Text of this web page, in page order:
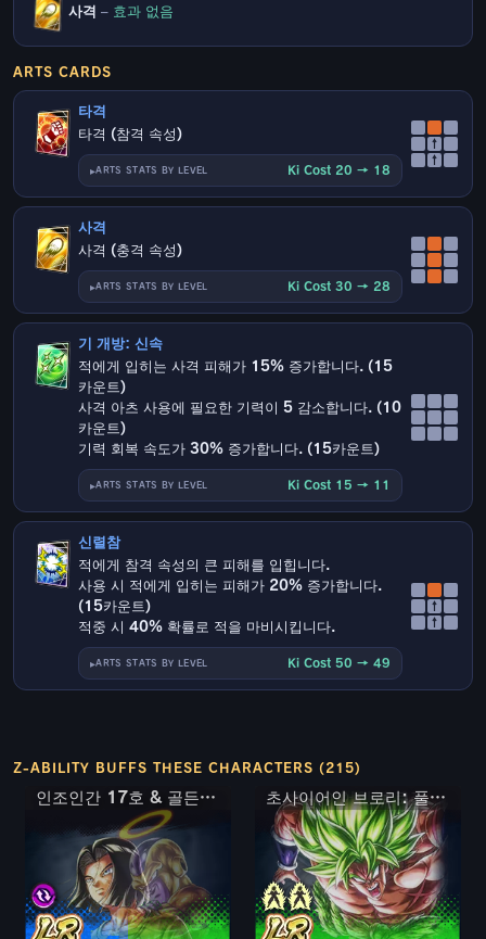
사격 – 효과 없음
ARTS CARDS
타격
타격 (참격 속성)
ARTS STATS BY LEVEL Ki Cost 20 → 18
↑
↑
사격
사격 (충격 속성)
ARTS STATS BY LEVEL Ki Cost 30 → 28
기 개방: 신속
적에게 입히는 사격 피해가 15% 증가합니다. (15
카운트)
사격 아츠 사용에 필요한 기력이 5 감소합니다. (10
카운트)
기력 회복 속도가 30% 증가합니다. (15카운트)
ARTS STATS BY LEVEL Ki Cost 15 → 11
신렬참
적에게 참격 속성의 큰 피해를 입힙니다.
사용 시 적에게 입히는 피해가 20% 증가합니다.
(15카운트)
적중 시 40% 확률로 적을 마비시킵니다.
ARTS STATS BY LEVEL Ki Cost 50 → 49
↑
↑
Z-ABILITY BUFFS THESE CHARACTERS (215)
인조인간 17호 & 골든 프리저
인조인간 17호 & 골든 프리저 초사이어인 브로리: 풀 파워